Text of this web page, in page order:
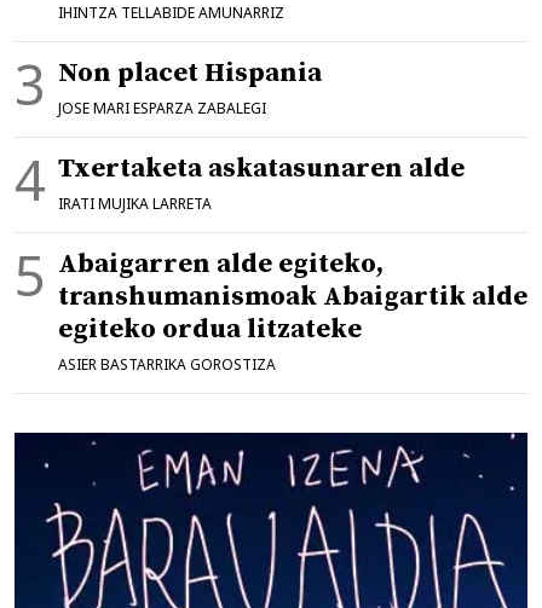
IHINTZA TELLABIDE AMUNARRIZ
Non placet Hispania
JOSE MARI ESPARZA ZABALEGI
Txertaketa askatasunaren alde
IRATI MUJIKA LARRETA
Abaigarren alde egiteko,
transhumanismoak Abaigartik alde
egiteko ordua litzateke
ASIER BASTARRIKA GOROSTIZA